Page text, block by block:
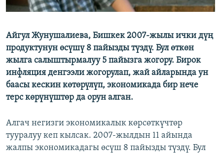
Айгул Жунушалиева, Бишкек 2007-жылы ички дүң
продуктунун өсүшү 8 пайызды түздү. Бул өткөн
жылга салыштырмалуу 5 пайызга жогору. Бирок
инфляция денгээли жогорулап, жай айларында ун
баасы кескин көтөрүлүп, экономикада бир нече
терс көрүнүштөр да орун алган.
Алгач негизги экономикалык көрсөткүчтөр
тууралуу кеп кылсак. 2007-жылдын 11 айында
жалпы экономикадагы өсүш 8 пайызды түздү. Бул